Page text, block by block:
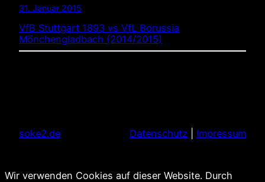
31. Januar 2015
VfB Stuttgart 1893 vs VfL Borussia
Mönchengladbach (2014/2015)
soke2.de Datenschutz Impressum
Wir verwenden Cookies auf dieser Website. Durch